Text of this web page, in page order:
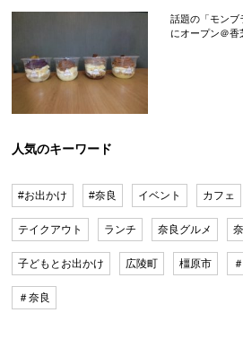
話題の「モンブ
にオープン＠香
人気のキーワード
#お出かけ #奈良 イベント カフェ
テイクアウト ランチ 奈良グルメ
子どもとお出かけ 広陵町 橿原市
＃奈良